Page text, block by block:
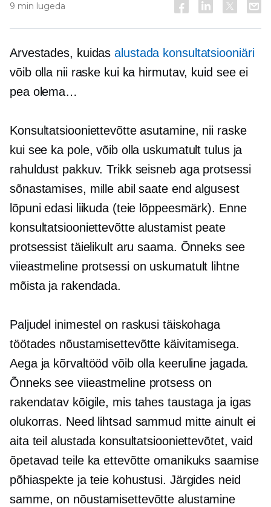
9 min lugeda
Arvestades, kuidasalustada konsultatsiooniäri
võib olla nii raske kui ka hirmutav, kuid see ei
pea olema…
Konsultatsiooniettevõtte asutamine, nii raske
kui see ka pole, võib olla uskumatult tulus ja
rahuldust pakkuv. Trikk seisneb aga protsessi
sõnastamises, mille abil saate end algusest
lõpuni edasi liikuda (teie lõppeesmärk). Enne
konsultatsiooniettevõtte alustamist peate
protsessist täielikult aru saama. Õnneks see
viieastmelineprotsessi on uskumatult lihtne
mõista ja rakendada.
Paljudel inimestel on raskusi täiskohaga
töötades nõustamisettevõtte käivitamisega.
Aega ja kõrvaltööd võib olla keeruline jagada.
Õnneks see viieastmelineprotsess on
rakendatav kõigile, mis tahes taustaga ja igas
olukorras. Need lihtsad sammud mitte ainult ei
aita teil alustada konsultatsiooniettevõtet, vaid
õpetavad teile ka ettevõtte omanikuks saamise
põhiaspekte ja teie kohustusi. Järgides neid
samme, on nõustamisettevõtte alustamine